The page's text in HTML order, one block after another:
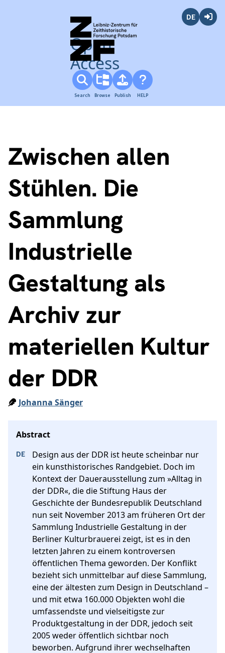
Open
Access
Search Browse Publish HELP
Zwischen allen
Stühlen. Die
Sammlung
Industrielle
Gestaltung als
Archiv zur
materiellen Kultur
der DDR
Johanna Sänger
Design aus der DDR ist heute scheinbar nur
ein kunsthistorisches Randgebiet. Doch im
Kontext der Dauerausstellung zum »Alltag in
der DDR«, die die Stiftung Haus der
Geschichte der Bundesrepublik Deutschland
nun seit November 2013 am früheren Ort der
Sammlung Industrielle Gestaltung in der
Berliner Kulturbrauerei zeigt, ist es in den
letzten Jahren zu einem kontroversen
öffentlichen Thema geworden. Der Konflikt
bezieht sich unmittelbar auf diese Sammlung,
eine der ältesten zum Design in Deutschland –
und mit etwa 160.000 Objekten wohl die
umfassendste und vielseitigste zur
Produktgestaltung in der DDR, jedoch seit
2005 weder öffentlich sichtbar noch
beworben. Aufgrund ihrer wechselhaften